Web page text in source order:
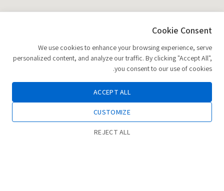
0
Cookie Consent
We use cookies to enhance your browsing experience, serve
personalized content, and analyze our traffic. By clicking "Accept All",
you consent to our use of cookies.
ACCEPT ALL
CUSTOMIZE
REJECT ALL